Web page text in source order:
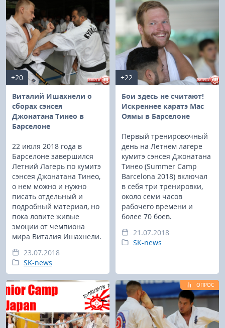
+20
Виталий Ишахнели о
сборах сэнсея
Джонатана Тинео в
Барселоне
22 июля 2018 года в
Барселоне завершился
Летний Лагерь по кумитэ
сэнсея Джонатана Тинео,
о нем можно и нужно
писать отдельный и
подробный материал, но
пока ловите живые
эмоции от чемпиона
мира Виталия Ишахнели.
23.07.2018
SK-news
+22
Бои здесь не считают!
Искреннее каратэ Мас
Оямы в Барселоне
Первый тренировочный
день на Летнем лагере
кумитэ сэнсея Джонатана
Тинео (Summer Camp
Barcelona 2018) включал
в себя три тренировки,
около семи часов
рабочего времени и
более 70 боев.
21.07.2018
SK-news
ОПРОС